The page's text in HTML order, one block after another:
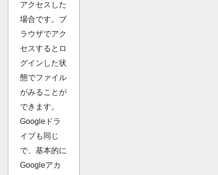
アクセスした
場合です。ブ
ラウザでアク
セスするとロ
グインした状
態でファイル
がみることが
できます。
Googleドラ
イブも同じ
で、基本的に
Googleアカ